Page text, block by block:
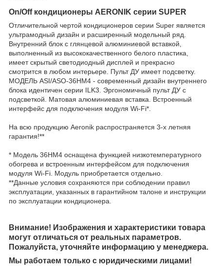
On/Off кондиционеры AERONIK серии SUPER
Отличительной чертой кондиционеров серии Super является
ультрамодный дизайн и расширенный модельный ряд.
Внутренний блок с глянцевой алюминиевой вставкой,
выполненный из высококачественного белого пластика,
имеет скрытый светодиодный дисплей и прекрасно
смотрится в любом интерьере. Пульт ДУ имеет подсветку.
МОДЕЛЬ ASI/ASO-36HM4 - cовременный дизайн внутреннего
блока идентичен серии ILK3. Эргономичный пульт ДУ с
подсветкой. Матовая алюминиевая вставка. Встроенный
интерфейс для подключения модуля Wi-Fi*.
На всю продукцию Aeronik распространяется 3-х летняя
гарантия!**
* Модель 36HM4 оснащена функцией низкотемпературного
обогрева и встроенным интерфейсом для подключения
модуля Wi-Fi. Модуль приобретается отдельно.
**Данные условия сохраняются при соблюдении правил
эксплуатации, указанных в гарантийном талоне и инструкции
по эксплуатации кондиционера.
Внимание! Изображения и характеристики товара
могут отличаться от реальных параметров.
Пожалуйста, уточняйте информацию у менеджера.
Мы работаем только с юридическими лицами!